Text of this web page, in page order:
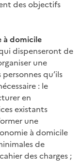
des objectifs
à domicile
dispenseront de
une
qu’ils
: le
en
existants
une
à domicile
de
des charges ;